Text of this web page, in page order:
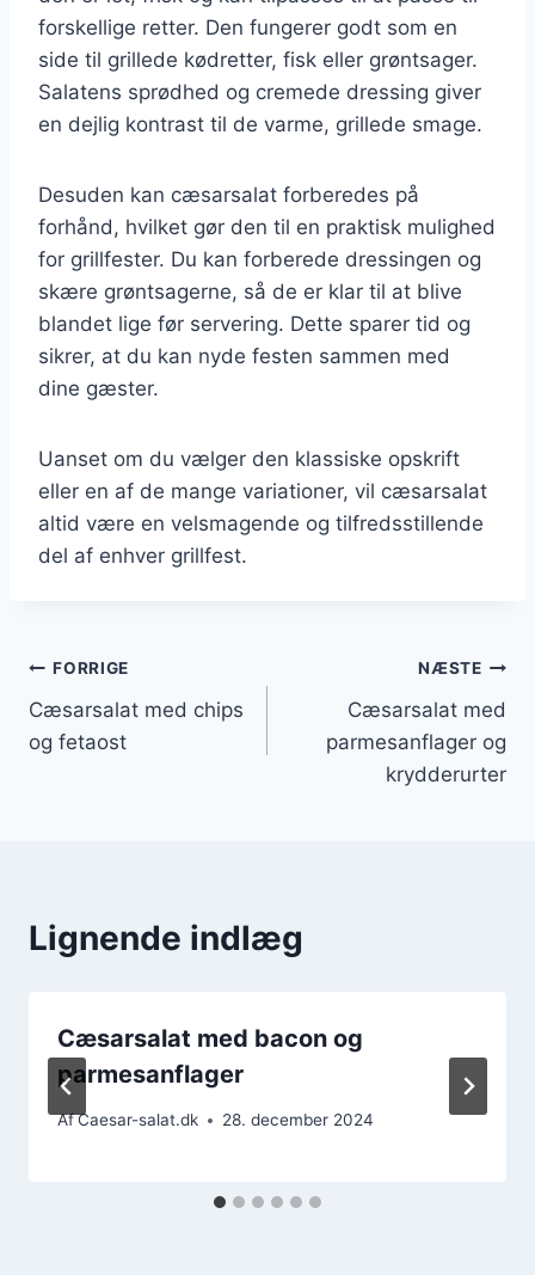
forskellige retter. Den fungerer godt som en
side til grillede kødretter, fisk eller grøntsager.
Salatens sprødhed og cremede dressing giver
en dejlig kontrast til de varme, grillede smage.
Desuden kan cæsarsalat forberedes på
forhånd, hvilket gør den til en praktisk mulighed
for grillfester. Du kan forberede dressingen og
skære grøntsagerne, så de er klar til at blive
blandet lige før servering. Dette sparer tid og
sikrer, at du kan nyde festen sammen med
dine gæster.
Uanset om du vælger den klassiske opskrift
eller en af de mange variationer, vil cæsarsalat
altid være en velsmagende og tilfredsstillende
del af enhver grillfest.
Indlægsnavigation
FORRIGE
Cæsarsalat med chips
og fetaost
NÆSTE
Cæsarsalat med
parmesanflager og
krydderurter
Lignende indlæg
Cæsarsalat med bacon og
parmesanflager
AfCaesar-salat.dk 28. december 2024